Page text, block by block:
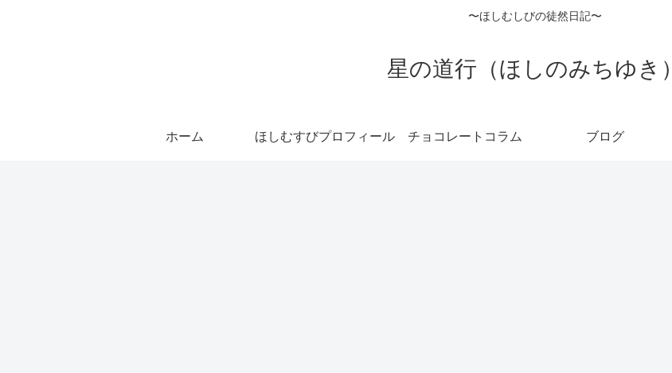
〜ほしむしびの徒然日記〜
星の道行（ほしのみちゆき）
ホーム ほしむすびプロフィール チョコレートコラム ブログ